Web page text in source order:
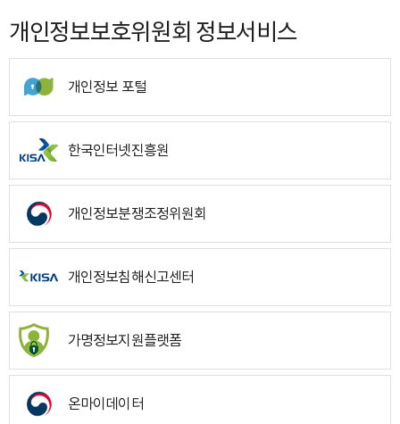
개인정보보호위원회 정보서비스
개인정보 포털
한국인터넷진흥원
개인정보분쟁조정위원회
개인정보침해신고센터
가명정보지원플랫폼
온마이데이터